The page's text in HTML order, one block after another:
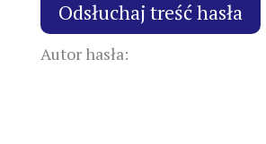
Autor hasła: